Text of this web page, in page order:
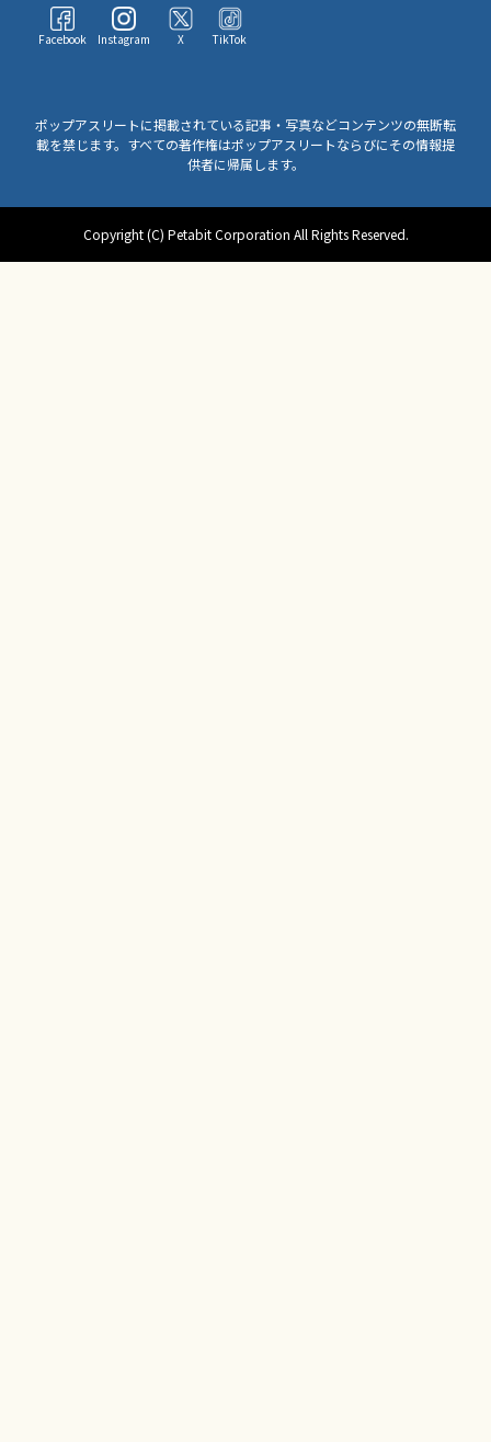
Facebook Instagram X TikTok
ポップアスリートに掲載されている記事・写真などコンテンツの無断転
載を禁じます。すべての著作権はポップアスリートならびにその情報提
供者に帰属します。
Copyright (C) Petabit Corporation All Rights Reserved.